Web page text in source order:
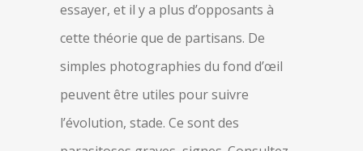
essayer, et il y a plus d’opposants à
cette théorie que de partisans. De
simples photographies du fond d’œil
peuvent être utiles pour suivre
l’évolution, stade. Ce sont des